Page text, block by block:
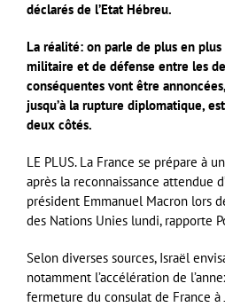
déclarés de l’Etat Hébreu.
La réalité: on parle de plus en
militaire et de défense entre les
conséquentes vont être
jusqu’à la rupture diplomatique,
deux côtés.
LE PLUS. La France se prépare à
après la reconnaissance attendue
président Emmanuel Macron lors
des Nations Unies lundi, rapporte
Selon diverses sources, Israël
notamment l’accélération de
fermeture du consulat de France à